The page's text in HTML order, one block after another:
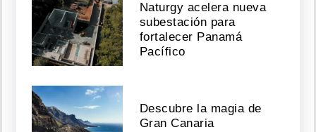
Naturgy acelera nueva
subestación para
fortalecer Panamá
Pacífico
Descubre la magia de
Gran Canaria